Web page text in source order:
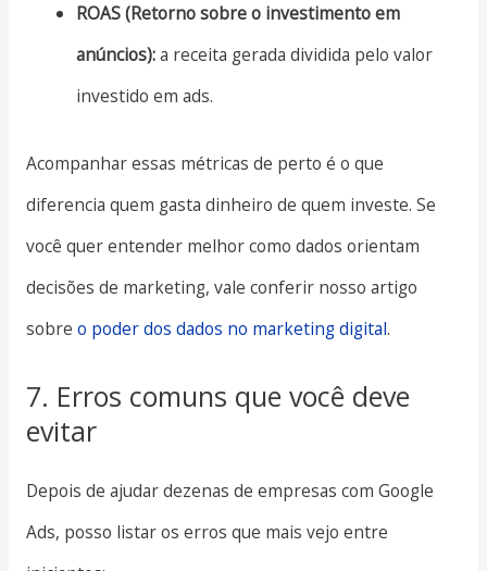
ROAS (Retorno sobre o investimento em
anúncios):a receita gerada dividida pelo valor
investido em ads.
Acompanhar essas métricas de perto é o que
diferencia quem gasta dinheiro de quem investe. Se
você quer entender melhor como dados orientam
decisões de marketing, vale conferir nosso artigo
sobre o poder dos dados no marketing digital.
7. Erros comuns que você deve
evitar
Depois de ajudar dezenas de empresas com Google
Ads, posso listar os erros que mais vejo entre